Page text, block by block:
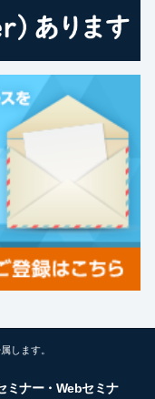
します。
ミナー・Webセミナ